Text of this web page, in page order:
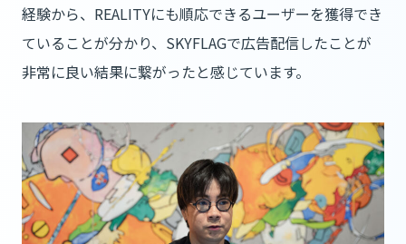
経験から、REALITYにも順応できるユーザーを獲得でき
ていることが分かり、SKYFLAGで広告配信したことが
非常に良い結果に繋がったと感じています。